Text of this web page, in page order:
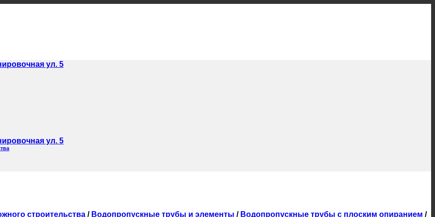
ул. 5
ул. 5
строительства / Водопропускные трубы и элементы / Водопропускные трубы с плоским опиранием /